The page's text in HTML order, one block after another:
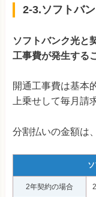
2‐3.ソフトバ
ソフトバンク光と
工事費が発生する
開通工事費は基本
上乗せして毎月請
分割払いの金額は
2年契約の場合